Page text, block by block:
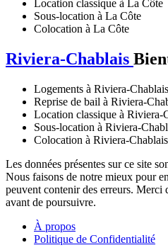
Location classique à La Côte
Sous-location à La Côte
Colocation à La Côte
Riviera-Chablais
Logements à Riviera-Chablais
Reprise de bail à Riviera-
Location classique à Riviera-
Sous-location à Riviera-
Colocation à Riviera-Chablais
Les données présentes sur ce site
Nous faisons de notre mieux pour
peuvent contenir des erreurs.
avant de poursuivre.
À propos
Politique de Confidentialité